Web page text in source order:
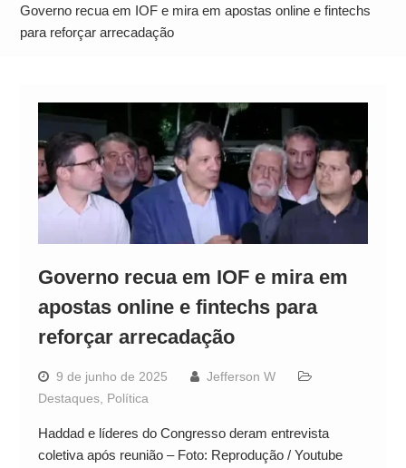
Operação Ágio: Ação policial na Bahia prende 14
suspeitos e mira rede ligada a ‘Zói de Gato’, do
Governo recua em IOF e mira em apostas online e fintechs
para reforçar arrecadação
Governo recua em IOF e mira em
apostas online e fintechs para
reforçar arrecadação
9 de junho de 2025
Jefferson W
Destaques, Política
Haddad e líderes do Congresso deram entrevista
coletiva após reunião – Foto: Reprodução / Youtube